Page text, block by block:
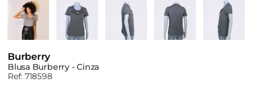
Burberry
Blusa Burberry - Cinza
Ref: 718598